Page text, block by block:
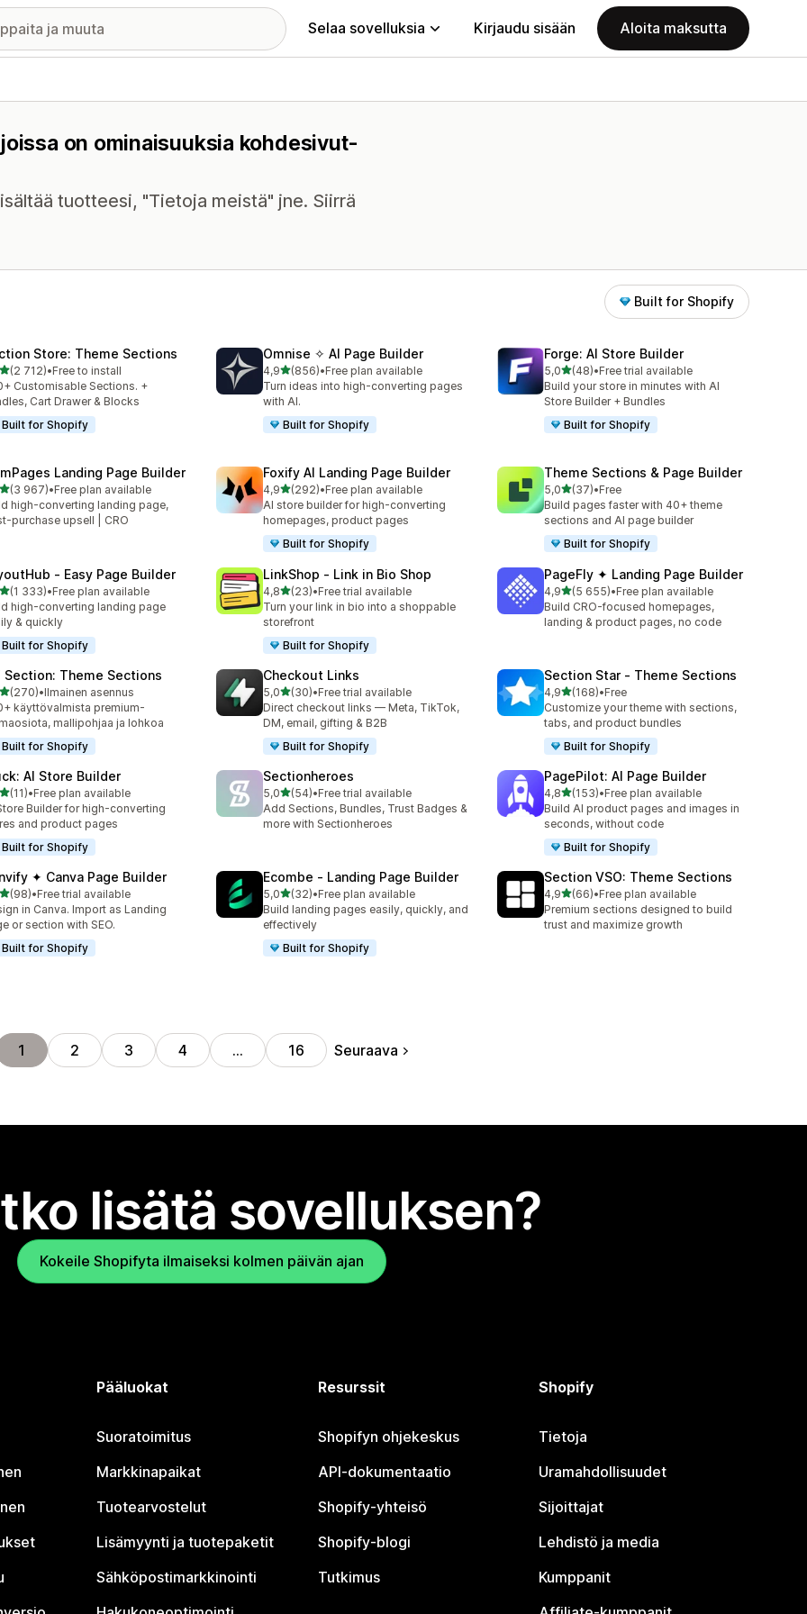
Selaa sovelluksia Kirjaudu sisään Aloita maksutta
on ominaisuuksia kohdesivut-
tuotteesi, "Tietoja meistä" jne. Siirrä
Built for Shopify
Store: Theme Sections
/ 5 tähteä
(2 712)
arvostelua yhteensä
•Free to install
Customisable Sections. +
Cart Drawer & Blocks
Built for Shopify
Omnise ✧ AI Page Builder
4,9/ 5 tähteä
(856)
856 arvostelua yhteensä
•Free plan available
Turn ideas into high-converting pages
with AI.
Built for Shopify
Forge: AI Store Builder
5,0/ 5 tähteä
(48)
48 arvostelua yhteensä
•Free trial available
Build your store in minutes with AI
Store Builder + Bundles
Built for Shopify
Landing Page Builder
/ 5 tähteä
(3 967)
arvostelua yhteensä
•Free plan available
high-converting landing page,
purchase upsell | CRO
Foxify AI Landing Page Builder
4,9/ 5 tähteä
(292)
292 arvostelua yhteensä
•Free plan available
AI store builder for high-converting
homepages, product pages
Built for Shopify
Theme Sections & Page Builder
5,0/ 5 tähteä
(37)
37 arvostelua yhteensä
•Free
Build pages faster with 40+ theme
sections and AI page builder
Built for Shopify
‑ Easy Page Builder
/ 5 tähteä
(1 333)
arvostelua yhteensä
•Free plan available
high-converting landing page
& quickly
Built for Shopify
LinkShop ‑ Link in Bio Shop
4,8/ 5 tähteä
(23)
23 arvostelua yhteensä
•Free trial available
Turn your link in bio into a shoppable
storefront
Built for Shopify
PageFly ✦ Landing Page Builder
4,9/ 5 tähteä
(5 655)
5655 arvostelua yhteensä
•Free plan available
Build CRO-focused homepages,
landing & product pages, no code
Section: Theme Sections
/ 5 tähteä
(270)
arvostelua yhteensä
•Ilmainen asennus
käyttövalmista premium-
mallipohjaa ja lohkoa
Built for Shopify
Checkout Links
5,0/ 5 tähteä
(30)
30 arvostelua yhteensä
•Free trial available
Direct checkout links — Meta, TikTok,
DM, email, gifting & B2B
Built for Shopify
Section Star ‑ Theme Sections
4,9/ 5 tähteä
(168)
168 arvostelua yhteensä
•Free
Customize your theme with sections,
tabs, and product bundles
Built for Shopify
AI Store Builder
5 tähteä
(11) yhteensä
•Free plan available
Builder for high-converting
and product pages
Built for Shopify
Sectionheroes
5,0/ 5 tähteä
(54)
54 arvostelua yhteensä
•Free trial available
Add Sections, Bundles, Trust Badges &
more with Sectionheroes
PagePilot: AI Page Builder
4,8/ 5 tähteä
(153)
153 arvostelua yhteensä
•Free plan available
Build AI product pages and images in
seconds, without code
Built for Shopify
✦ Canva Page Builder
/ 5 tähteä
(98) yhteensä
•Free trial available
in Canva. Import as Landing
or section with SEO.
Built for Shopify
Ecombe ‑ Landing Page Builder
5,0/ 5 tähteä
(32)
32 arvostelua yhteensä
•Free plan available
Build landing pages easily, quickly, and
effectively
Built for Shopify
Section VSO: Theme Sections
4,9/ 5 tähteä
(66)
66 arvostelua yhteensä
•Free plan available
Premium sections designed to build
trust and maximize growth
1 2 3 4 … 16 Seuraava
lisätä sovelluksen?
Kokeile Shopifyta ilmaiseksi kolmen päivän ajan
Pääluokat
Suoratoimitus
Markkinapaikat
Tuotearvostelut
Lisämyynti ja tuotepaketit
Sähköpostimarkkinointi
Resurssit
Shopifyn ohjekeskus
API-dokumentaatio
Shopify-yhteisö
Shopify-blogi
Tutkimus
Shopify
Tietoja
Uramahdollisuudet
Sijoittajat
Lehdistö ja media
Kumppanit